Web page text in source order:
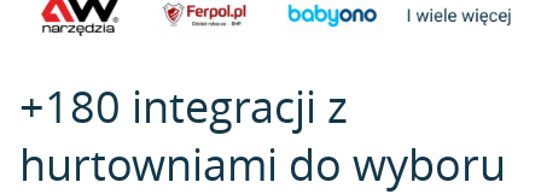
+180 integracji z
hurtowniami do wyboru